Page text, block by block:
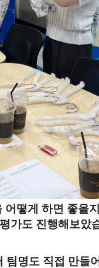
떻게 하면 좋을
가도 진행해보았
팀명도 직접 만들